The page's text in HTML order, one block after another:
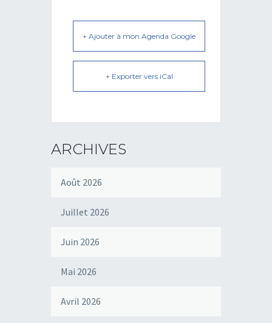
+ Ajouter à mon Agenda Google
+ Exporter vers iCal
ARCHIVES
Août 2026
Juillet 2026
Juin 2026
Mai 2026
Avril 2026